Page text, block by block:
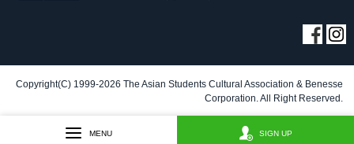
Copyright(C) 1999-2026 The Asian Students Cultural Association & Benesse
Corporation. All Right Reserved.
MENU SIGN UP